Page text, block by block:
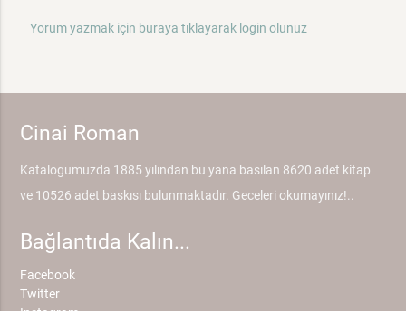
Yorum yazmak için buraya tıklayarak login olunuz
Cinai Roman
Katalogumuzda 1885 yılından bu yana basılan 8620 adet kitap
ve 10526 adet baskısı bulunmaktadır. Geceleri okumayınız!..
Bağlantıda Kalın...
Facebook
Twitter